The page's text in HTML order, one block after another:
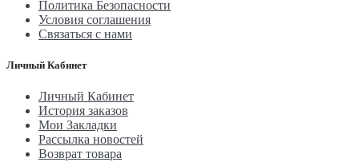
Политика Безопасности
Условия соглашения
Связаться с нами
Личный Кабинет
Личный Кабинет
История заказов
Мои Закладки
Рассылка новостей
Возврат товара